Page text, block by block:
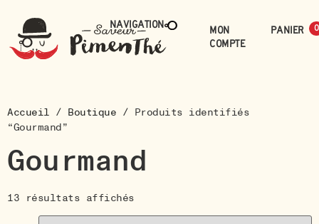
Navigation
Mon
compte
0
0
Accueil / Boutique / Produits identifiés
“Gourmand”
Gourmand
13 résultats affichés